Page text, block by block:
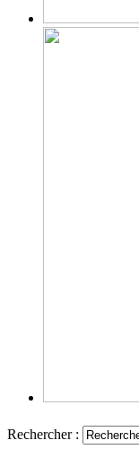
Rechercher :